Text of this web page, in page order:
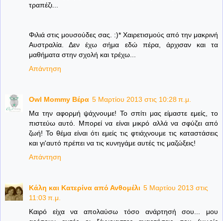
τραπέζι...
Φιλιά στις μουσούδες σας. :)* Χαιρετισμούς από την μακρινή
Αυστραλία. Δεν έχω σήμα εδώ πέρα, άρχισαν και τα
μαθήματα στην σχολή και τρέχω...
Απάντηση
Owl Mommy Βέρα 5 Μαρτίου 2013 στις 10:28 π.μ.
Μα την αφορμή ψάχνουμε! Το σπίτι μας είμαστε εμείς, το
πιστεύω αυτό. Μπορεί να είναι μικρό αλλά να σφύζει από
ζωή! Το θέμα είναι ότι εμείς τις φτιάχνουμε τις καταστάσεις
και γι'αυτό πρέπει να τις κυνηγάμε αυτές τις μαζώξεις!
Απάντηση
Κάλη και Κατερίνα από Ανθομέλι 5 Μαρτίου 2013 στις
11:03 π.μ.
Καιρό είχα να απολαύσω τόσο ανάρτησή σου... μου